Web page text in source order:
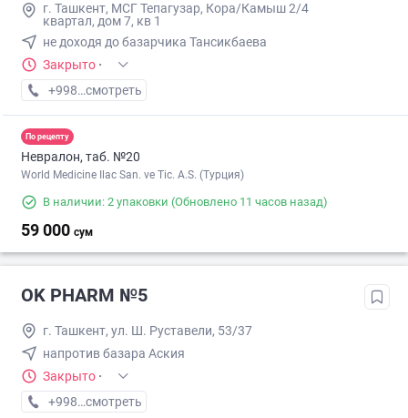
г. Ташкент, МСГ Тепагузар, Кора/Камыш 2/4
квартал, дом 7, кв 1
не доходя до базарчика Тансикбаева
Закрыто ·
+998 (77) XXX-XX-XX
смотреть
По рецепту
Невралон, таб. №20
World Medicine Ilac San. ve Tic. A.S. (Турция)
В наличии: 2 упаковки (Обновлено 11 часов назад)
59 000 сум
OK PHARM №5
г. Ташкент, ул. Ш. Руставели, 53/37
напротив базара Аския
Закрыто ·
+998 (90) XXX-XX-XX
смотреть